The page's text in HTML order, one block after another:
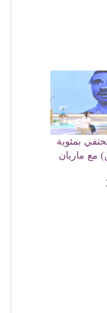
بمئوية
مع ماريان